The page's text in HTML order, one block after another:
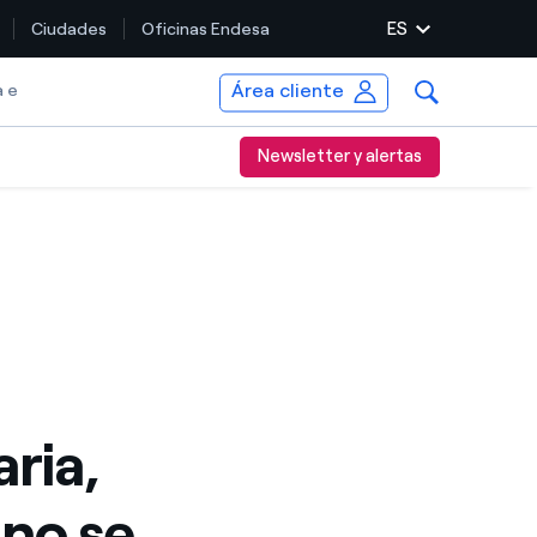
Ciudades Oficinas Endesa ES
e Área cliente
Newsletter y alertas